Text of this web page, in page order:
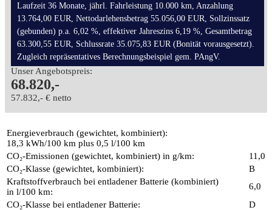
Laufzeit 36 Monate, jährl. Fahrleistung 10.000 km, Anzahlung
13.764,00 EUR, Nettodarlehensbetrag 55.056,00 EUR, Sollzinssatz
(gebunden) p.a. 6,02 %, effektiver Jahreszins 6,19 %, Gesamtbetrag
63.300,55 EUR, Schlussrate 35.075,83 EUR (Bonität vorausgesetzt).
Zugleich repräsentatives Berechnungsbeispiel gem. PAngV.
Unser Angebotspreis:
68.820,-
57.832,- € netto
Energieverbrauch (gewichtet, kombiniert):
18,3 kWh/100 km plus 0,5 l/100 km
CO₂-Emissionen (gewichtet, kombiniert) in g/km:
11,0
CO₂-Klasse (gewichtet, kombiniert):
B
Kraftstoffverbrauch bei entladener Batterie (kombiniert)
in l/100 km:
6,0
CO₂-Klasse bei entladener Batterie:
D